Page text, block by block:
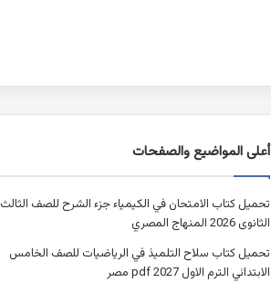
أعلى المواضيع والصفحات
تحميل كتاب الامتحان في الكيمياء جزء الشرح للصف الثالث
الثانوى 2026 المنهاج المصري
تحميل كتاب سلاح التلميذ في الرياضيات للصف الخامس
الابتدائي الترم الاول 2027 pdf مصر